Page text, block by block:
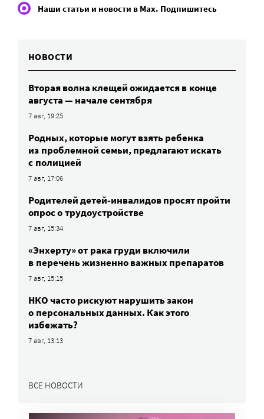
Наши статьи и новости в Max. Подпишитесь
НОВОСТИ
Вторая волна клещей ожидается в конце
августа — начале сентября
7 авг, 19:25
Родных, которые могут взять ребенка
из проблемной семьи, предлагают искать
с полицией
7 авг, 17:06
Родителей детей-инвалидов просят пройти
опрос о трудоустройстве
7 авг, 15:34
«Энхерту» от рака груди включили
в перечень жизненно важных препаратов
7 авг, 15:15
НКО часто рискуют нарушить закон
о персональных данных. Как этого
избежать?
7 авг, 13:13
ВСЕ НОВОСТИ